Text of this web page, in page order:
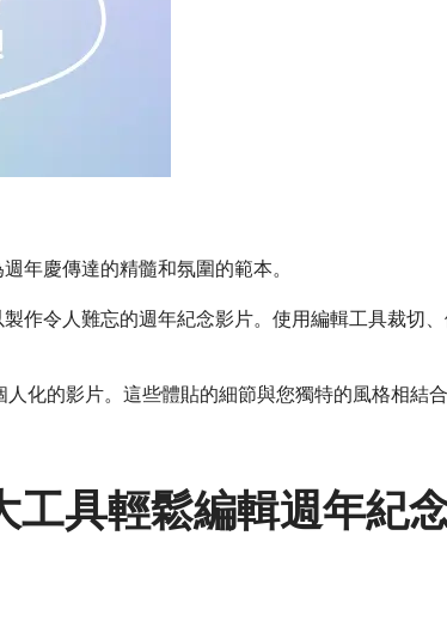
年慶傳達的精髓和氛圍的範本。
作令人難忘的週年紀念影片。使用編輯工具裁切
化的影片。這些體貼的細節與您獨特的風格相
具輕鬆編輯週年紀念